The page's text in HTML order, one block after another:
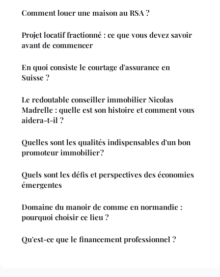
Comment louer une maison au RSA ?
Projet locatif fractionné : ce que vous devez savoir
avant de commencer
En quoi consiste le courtage d'assurance en
Suisse ?
Le redoutable conseiller immobilier Nicolas
Madrelle : quelle est son histoire et comment vous
aidera-t-il ?
Quelles sont les qualités indispensables d'un bon
promoteur immobilier ?
Quels sont les défis et perspectives des économies
émergentes
Domaine du manoir de comme en normandie :
pourquoi choisir ce lieu ?
Qu'est-ce que le financement professionnel ?